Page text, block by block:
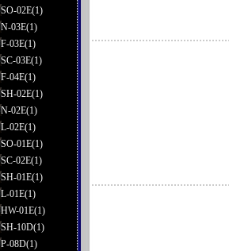
SO-02E(1)
N-03E(1)
F-03E(1)
SC-03E(1)
F-04E(1)
SH-02E(1)
N-02E(1)
L-02E(1)
SO-01E(1)
SC-02E(1)
SH-01E(1)
L-01E(1)
HW-01E(1)
SH-10D(1)
P-08D(1)